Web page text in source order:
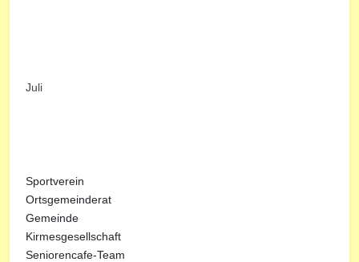
Juli
Sportverein
Ortsgemeinderat
Gemeinde
Kirmesgesellschaft
Seniorencafe-Team